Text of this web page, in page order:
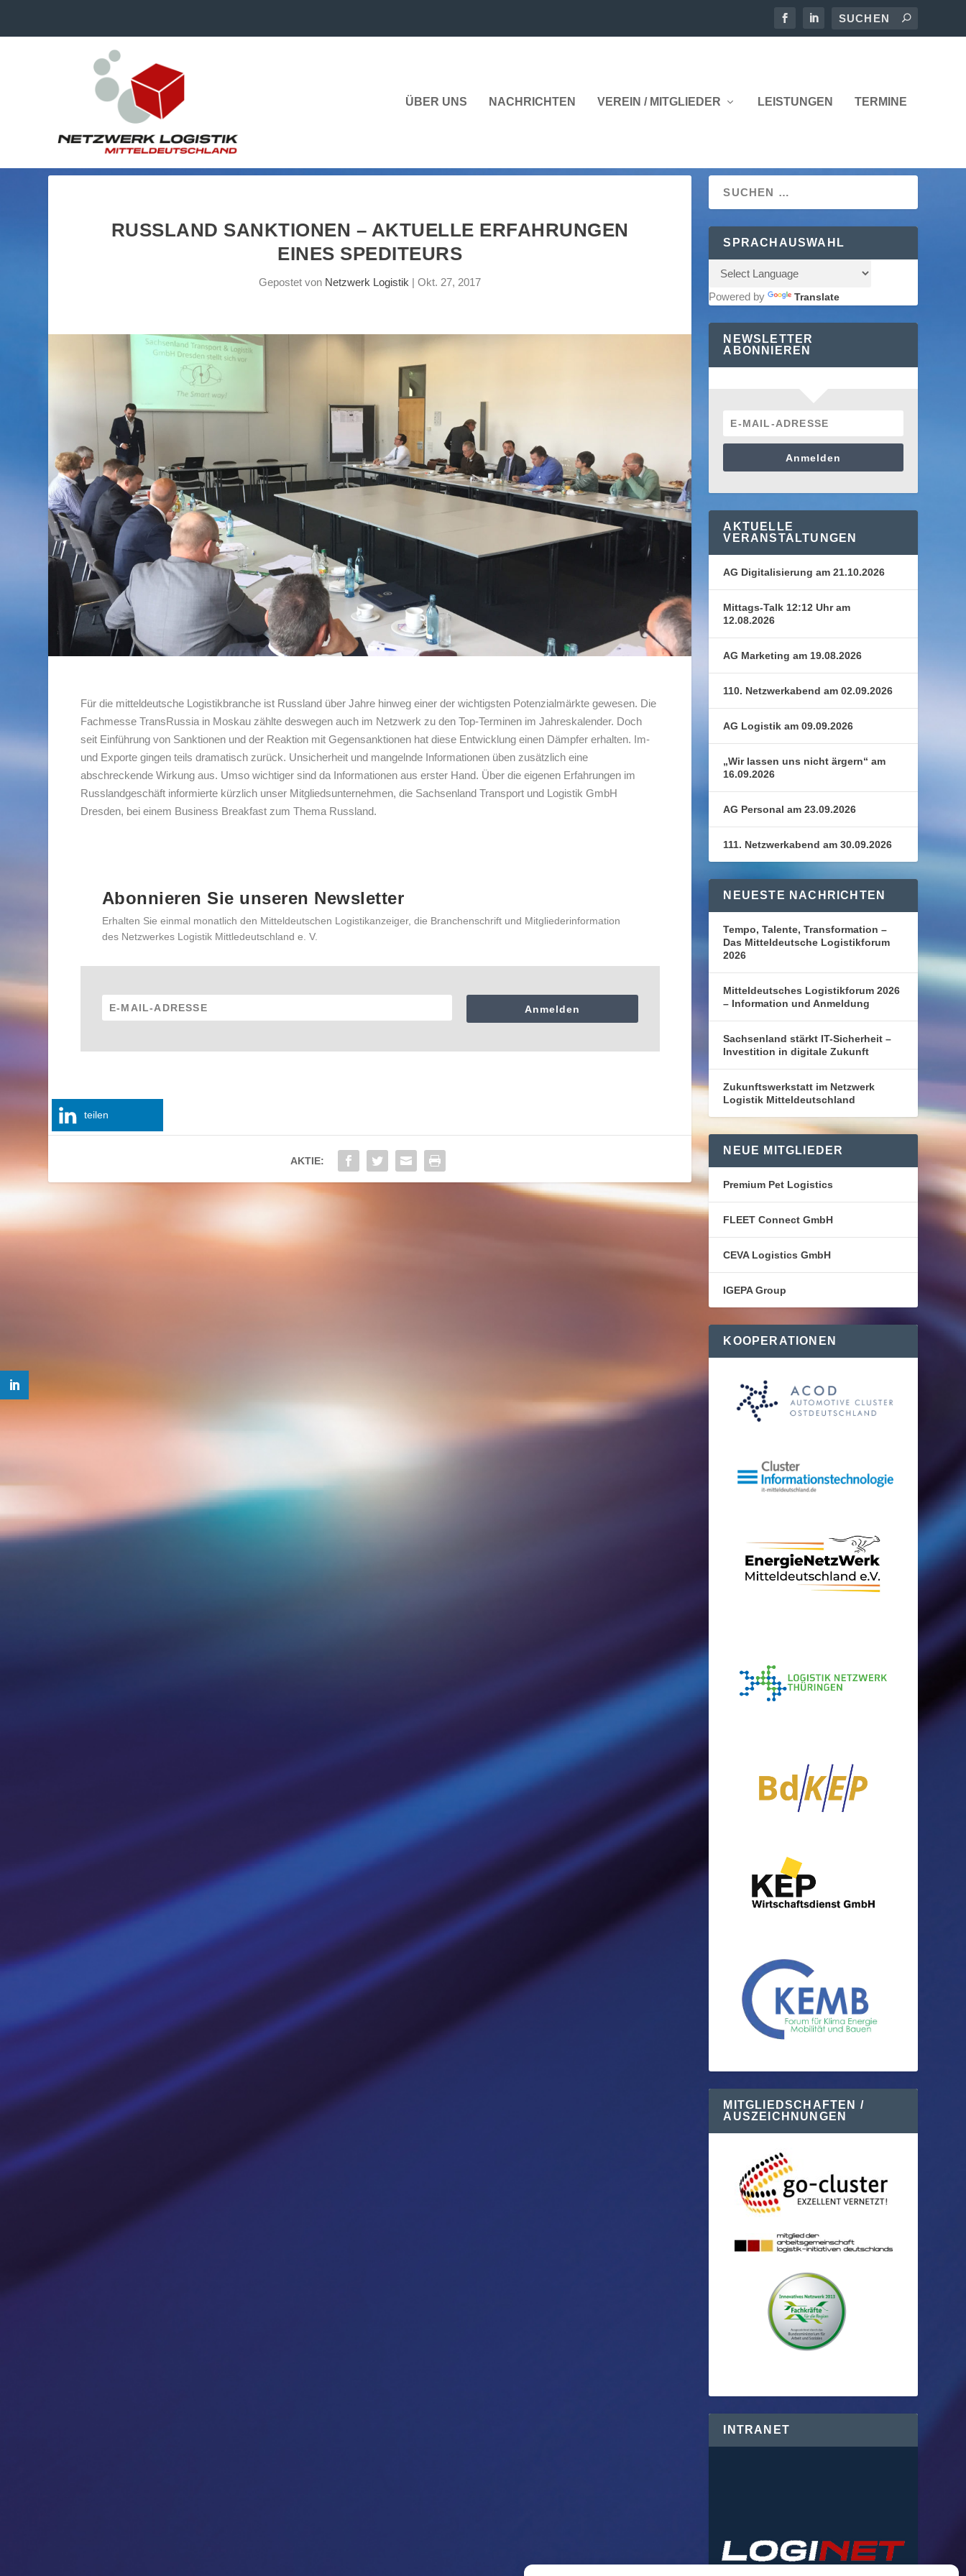
ÜBER UNS NACHRICHTEN VEREIN / MITGLIEDER LEISTUNGEN TERMINE
RUSSLAND SANKTIONEN – AKTUELLE ERFAHRUNGEN
EINES SPEDITEURS
Gepostet von Netzwerk Logistik |Okt. 27, 2017
Für die mitteldeutsche Logistikbranche ist Russland über Jahre hinweg einer der wichtigsten Potenzialmärkte gewesen. Die
Fachmesse TransRussia in Moskau zählte deswegen auch im Netzwerk zu den Top-Terminen im Jahreskalender. Doch
seit Einführung von Sanktionen und der Reaktion mit Gegensanktionen hat diese Entwicklung einen Dämpfer erhalten. Im-
und Exporte gingen teils dramatisch zurück. Unsicherheit und mangelnde Informationen üben zusätzlich eine
abschreckende Wirkung aus. Umso wichtiger sind da Informationen aus erster Hand. Über die eigenen Erfahrungen im
Russlandgeschäft informierte kürzlich unser Mitgliedsunternehmen, die Sachsenland Transport und Logistik GmbH
Dresden, bei einem Business Breakfast zum Thema Russland.
Abonnieren Sie unseren Newsletter
Erhalten Sie einmal monatlich den Mitteldeutschen Logistikanzeiger, die Branchenschrift und Mitgliederinformation
des Netzwerkes Logistik Mittledeutschland e. V.
Anmelden
teilen
AKTIE:
SPRACHAUSWAHL
Powered by Translate
NEWSLETTER
ABONNIEREN
Anmelden
AKTUELLE
VERANSTALTUNGEN
AG Digitalisierung am 21.10.2026
Mittags-Talk 12:12 Uhr am
12.08.2026
AG Marketing am 19.08.2026
110. Netzwerkabend am 02.09.2026
AG Logistik am 09.09.2026
„Wir lassen uns nicht ärgern“ am
16.09.2026
AG Personal am 23.09.2026
111. Netzwerkabend am 30.09.2026
NEUESTE NACHRICHTEN
Tempo, Talente, Transformation –
Das Mitteldeutsche Logistikforum
2026
Mitteldeutsches Logistikforum 2026
– Information und Anmeldung
Sachsenland stärkt IT-Sicherheit –
Investition in digitale Zukunft
Zukunftswerkstatt im Netzwerk
Logistik Mitteldeutschland
NEUE MITGLIEDER
Premium Pet Logistics
FLEET Connect GmbH
CEVA Logistics GmbH
IGEPA Group
KOOPERATIONEN
MITGLIEDSCHAFTEN /
AUSZEICHNUNGEN
INTRANET